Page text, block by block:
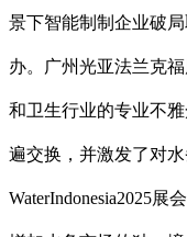
景下智能制制企业破
办。广州光亚法兰克
和卫生行业的专业不
遍交换，并激发了对
WaterIndonesia2025